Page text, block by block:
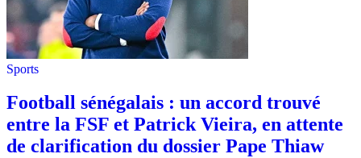
Sports
Football sénégalais : un accord trouvé
entre la FSF et Patrick Vieira, en attente
de clarification du dossier Pape Thiaw